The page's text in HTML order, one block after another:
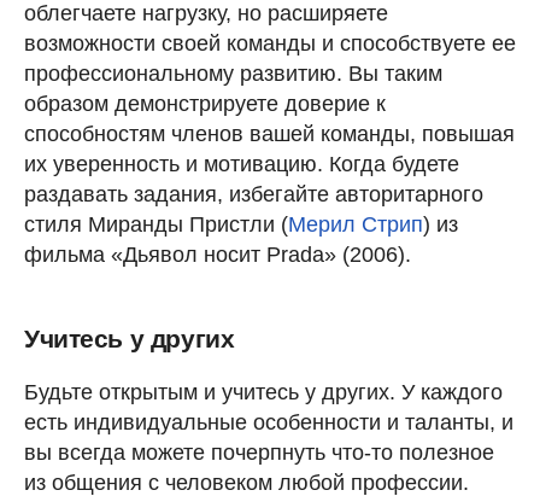
облегчаете нагрузку, но расширяете
возможности своей команды и способствуете ее
профессиональному развитию. Вы таким
образом демонстрируете доверие к
способностям членов вашей команды, повышая
их уверенность и мотивацию. Когда будете
раздавать задания, избегайте авторитарного
стиля Миранды Пристли (Мерил Стрип) из
фильма «Дьявол носит Prada» (2006).
Учитесь у других
Будьте открытым и учитесь у других. У каждого
есть индивидуальные особенности и таланты, и
вы всегда можете почерпнуть что-то полезное
из общения с человеком любой профессии.